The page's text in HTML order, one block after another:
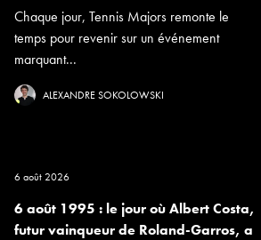
Chaque jour, Tennis Majors remonte le
temps pour revenir sur un événement
marquant...
ALEXANDRE SOKOLOWSKI
6 août 2026
6 août 1995 : le jour où Albert Costa,
futur vainqueur de Roland-Garros, a